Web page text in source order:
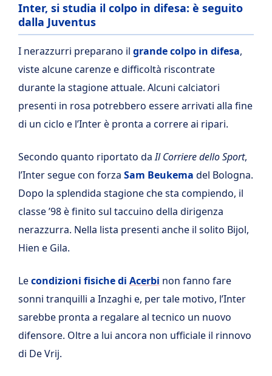
Inter, si studia il colpo in difesa: è seguito
dalla Juventus
I nerazzurri preparano il grande colpo in difesa,
viste alcune carenze e difficoltà riscontrate
durante la stagione attuale. Alcuni calciatori
presenti in rosa potrebbero essere arrivati alla fine
di un ciclo e l’Inter è pronta a correre ai ripari.
Secondo quanto riportato daIl Corriere dello Sport,
l’Inter segue con forza Sam Beukema del Bologna.
Dopo la splendida stagione che sta compiendo, il
classe ’98 è finito sul taccuino della dirigenza
nerazzurra. Nella lista presenti anche il solito Bijol,
Hien e Gila.
Lecondizioni fisiche di Acerbi non fanno fare
sonni tranquilli a Inzaghi e, per tale motivo, l’Inter
sarebbe pronta a regalare al tecnico un nuovo
difensore. Oltre a lui ancora non ufficiale il rinnovo
di De Vrij.